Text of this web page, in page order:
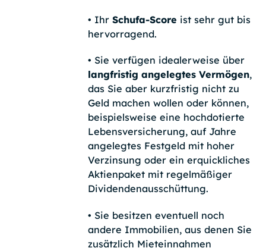
• Ihr Schufa-Score ist sehr gut bis
hervorragend.
• Sie verfügen idealerweise über
langfristig angelegtes Vermögen,
das Sie aber kurzfristig nicht zu
Geld machen wollen oder können,
beispielsweise eine hochdotierte
Lebensversicherung, auf Jahre
angelegtes Festgeld mit hoher
Verzinsung oder ein erquickliches
Aktienpaket mit regelmäßiger
Dividendenausschüttung.
• Sie besitzen eventuell noch
andere Immobilien, aus denen Sie
zusätzlich Mieteinnahmen